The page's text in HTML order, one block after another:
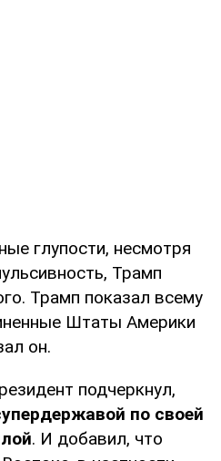
глупости, несмотря
Трамп
Трамп показал всему
Штаты Америки
он.
подчеркнул,
по своей
. И добавил, что